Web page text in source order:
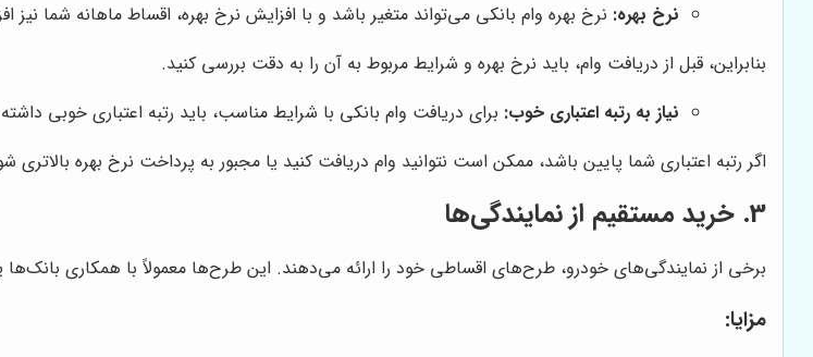
نرخ بهره: نرخ بهره وام بانکی می‌تواند متغیر باشد و با افزایش نرخ بهره، اقساط ماهانه شما
بنابراین، قبل از دریافت وام، باید نرخ بهره و شرایط مربوط به آن را به دقت بررسی کنید.
نیاز به رتبه اعتباری خوب: برای دریافت وام بانکی با شرایط مناسب، باید رتبه اعتباری خوبی
اگر رتبه اعتباری شما پایین باشد، ممکن است نتوانید وام دریافت کنید یا مجبور به پرداخت نرخ بهره بالاتری
3. خرید مستقیم از نمایندگی‌ها
برخی از نمایندگی‌های خودرو، طرح‌های اقساطی خود را ارائه می‌دهند. این طرح‌ها معمولاً با همکاری
مزایا: